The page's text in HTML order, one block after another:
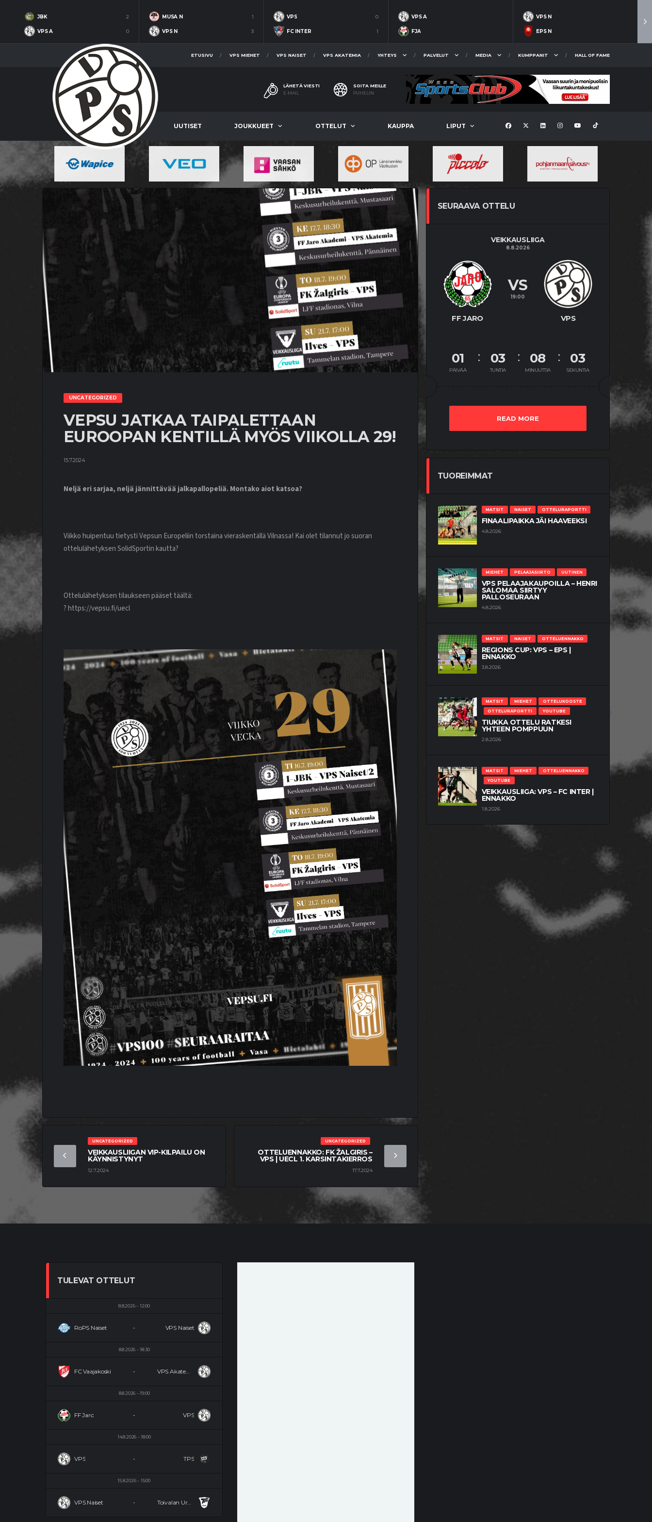
JBK 2
VPS A 0
MUSA N 1
VPS N 3
VPS 0
FC INTER 1
VPS A
FJA
VPS N
EPS N
ETUSIVU VPS MIEHET VPS NAISET VPS AKATEMIA YHTEYS PALVELUT MEDIA KUMPPANIT HALL OF FAME
LÄHETÄ VIESTI
E-MAIL
SOITA MEILLE
PUHELIN
UUTISET JOUKKUEET OTTELUT KAUPPA LIPUT
UNCATEGORIZED
VEPSU JATKAA TAIPALETTAAN
EUROOPAN KENTILLÄ MYÖS VIIKOLLA 29!
15.7.2024
Neljä eri sarjaa, neljä jännittävää jalkapallopeliä. Montako aiot katsoa?
Viikko huipentuu tietysti Vepsun Europeliin torstaina vieraskentällä Vilnassa! Kai olet tilannut jo suoran
ottelulähetyksen SolidSportin kautta?
Ottelulähetyksen tilaukseen pääset täältä:
? https://vepsu.fi/uecl
UNCATEGORIZED
VEIKKAUSLIIGAN VIP-KILPAILU ON
KÄYNNISTYNYT
12.7.2024
UNCATEGORIZED
OTTELUENNAKKO: FK ŽALGIRIS –
VPS | UECL 1. KARSINTAKIERROS
17.7.2024
SEURAAVA OTTELU
VEIKKAUSLIIGA
8.8.2026
FF JARO VPS
VS
19:00
01
PÄIVÄÄ
03
TUNTIA
08
MINUUTTIA
02
SEKUNTIA
READ MORE
TUOREIMMAT
MATSIT NAISET OTTELURAPORTTI
FINAALIPAIKKA JÄI HAAVEEKSI
4.8.2026
MIEHET PELAAJASIIRTO UUTINEN
VPS PELAAJAKAUPOILLA – HENRI
SALOMAA SIIRTYY
PALLOSEURAAN
4.8.2026
MATSIT NAISET OTTELUENNAKKO
REGIONS CUP: VPS – EPS |
ENNAKKO
3.8.2026
MATSIT MIEHET
OTTELUKOOSTE
OTTELURAPORTTI
YOUTUBE
TIUKKA OTTELU RATKESI
YHTEEN POMPPUUN
2.8.2026
MATSIT MIEHET
OTTELUENNAKKO
YOUTUBE
VEIKKAUSLIIGA: VPS – FC INTER |
ENNAKKO
1.8.2026
TULEVAT OTTELUT
8.8.2026 12:00
RoPS Naiset VPS Naiset
-
8.8.2026 18:30
FC Vaajakoski VPS Akatemia
-
8.8.2026 19:00
FF Jaro VPS
-
14.8.2026 18:00
VPS TPS
-
15.8.2026 15:00
VPS Naiset Toivalan Urheilijat Naiset
-